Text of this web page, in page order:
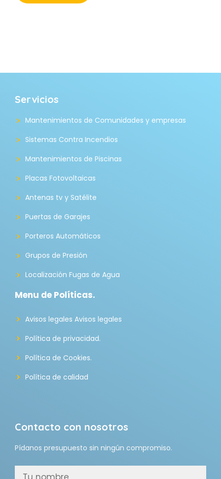
Servicios
Mantenimientos de Comunidades y empresas
Sistemas Contra Incendios
Mantenimientos de Piscinas
Placas Fotovoltaicas
Antenas tv y Satélite
Puertas de Garajes
Porteros Automáticos
Grupos de Presión
Localización Fugas de Agua
Menu de Políticas.
Avisos legales Avisos legales
Política de privacidad.
Política de Cookies.
Política de calidad
Contacto con nosotros
Pídanos presupuesto sin ningún compromiso.